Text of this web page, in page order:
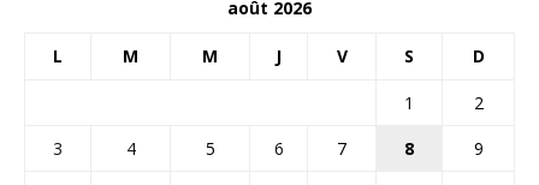
août 2026
L M M J V S D
1
2
3
4 5 6 7 8
9